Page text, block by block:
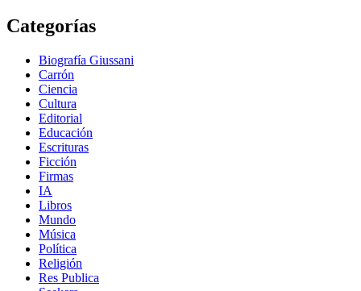
Categorías
Biografía Giussani
Carrón
Ciencia
Cultura
Editorial
Educación
Escrituras
Ficción
Firmas
IA
Libros
Mundo
Música
Política
Religión
Res Publica